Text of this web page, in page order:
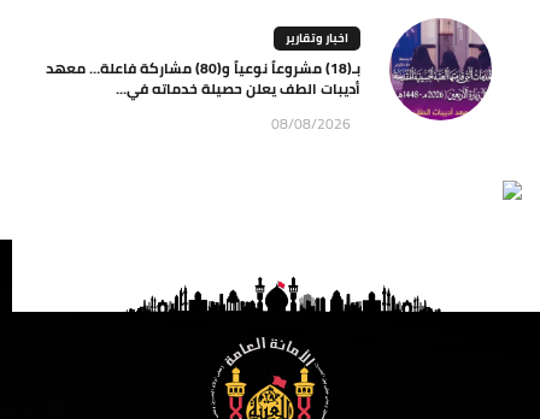
اخبار وتقارير
بـ(18) مشروعاً نوعياً و(80) مشاركة فاعلة… معهد
أديبات الطف يعلن حصيلة خدماته في...
08/08/2026